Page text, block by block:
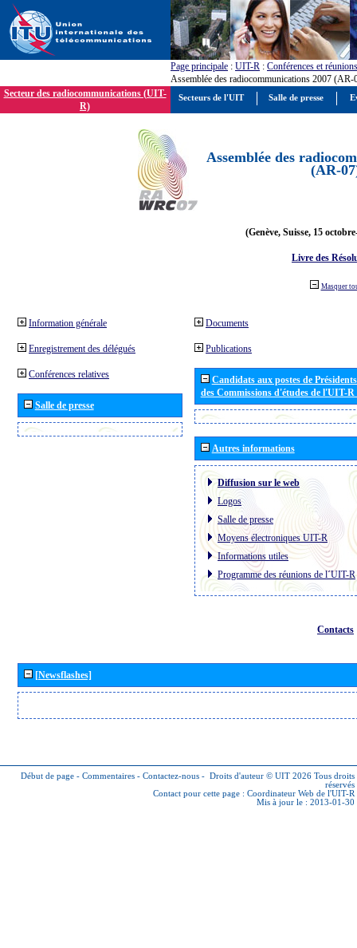
Page principale : UIT-R : Conférences et réunions
Assemblée des radiocommunications 2007 (AR-
Secteur des radiocommunications (UIT-
R)
Assemblée des
(AR-
(Genève, Suisse, 15
Livre des
Masquer
Information générale
Enregistrement des délégués
Conférences relatives
Salle de presse
Documents
Publications
Candidats aux postes de
des Commissions d'études de l'UIT-
Autres informations
Diffusion sur le web
Logos
Salle de presse
Moyens électroniques UIT-R
Informations utiles
Programme des réunions de l´UIT-R
Contacts
[Newsflashes]
Début de page - Commentaires - Contactez-nous - Droits d'auteur © UIT 2026 Tous droits
réservés
Contact pour cette page : Coordinateur Web de l'UIT-R
Mis à jour le : 2013-01-30
Secteurs de l'UIT Salle de presse